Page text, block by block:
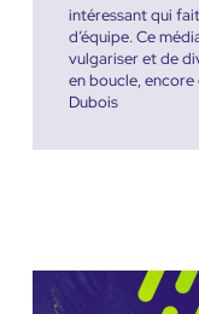
intéressant qui
d’équipe. Ce
vulgariser et de
en boucle, encore
Dubois